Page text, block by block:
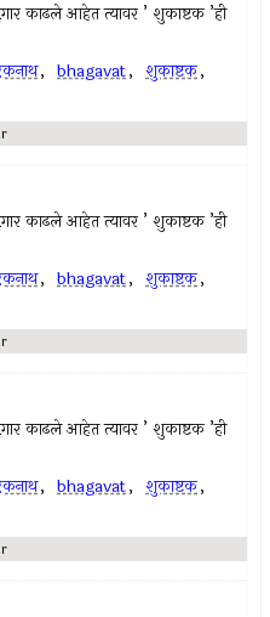
काढले आहेत त्यावर ’ शुकाष्टक ’ही
, bhagavat, शुकाष्टक,
काढले आहेत त्यावर ’ शुकाष्टक ’ही
, bhagavat, शुकाष्टक,
काढले आहेत त्यावर ’ शुकाष्टक ’ही
, bhagavat, शुकाष्टक,